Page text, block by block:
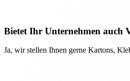
Bietet Ihr Unternehmen auch
Ja, wir stellen Ihnen gerne Kartons,